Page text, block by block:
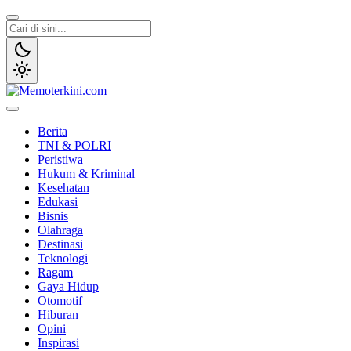
Lewati
ke
konten
Berita
TNI & POLRI
Peristiwa
Hukum & Kriminal
Kesehatan
Edukasi
Bisnis
Olahraga
Destinasi
Teknologi
Ragam
Gaya Hidup
Otomotif
Hiburan
Opini
Inspirasi